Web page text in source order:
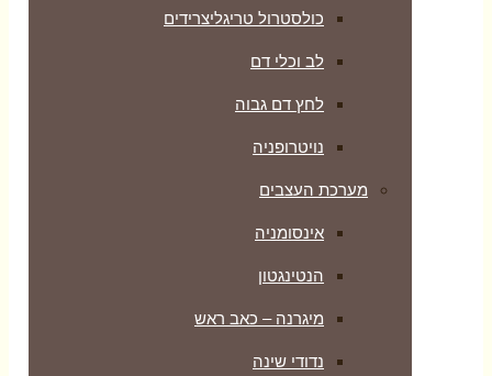
כולסטרול טריגליצרידים
לב וכלי דם
לחץ דם גבוה
נויטרופניה
מערכת העצבים
אינסומניה
הנטינגטון
מיגרנה – כאב ראש
נדודי שינה